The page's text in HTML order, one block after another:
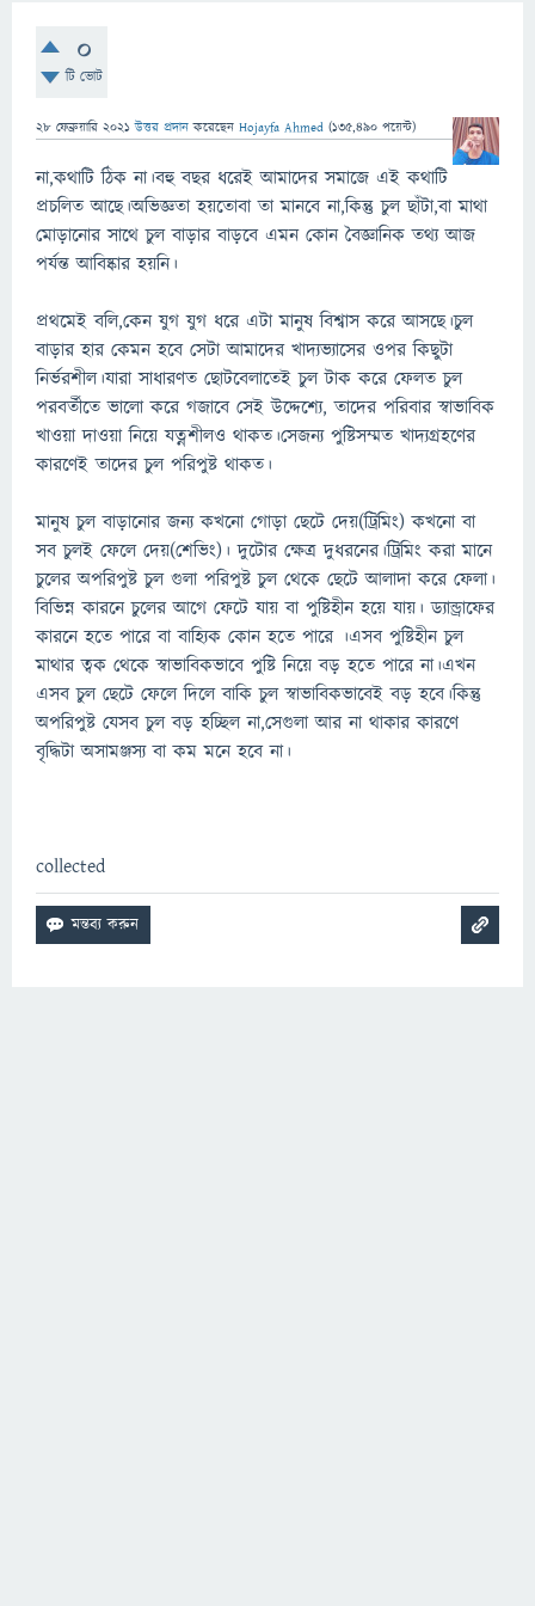
0
টি ভোট
28 ফেব্রুয়ারি 2021 উত্তর প্রদান করেছেন Hojayfa Ahmed (135,490 পয়েন্ট)
না,কথাটি ঠিক না।বহু বছর ধরেই আমাদের সমাজে এই কথাটি
প্রচলিত আছে।অভিজ্ঞতা হয়তোবা তা মানবে না,কিন্তু চুল ছাঁটা,বা মাথা
মোড়ানোর সাথে চুল বাড়ার বাড়বে এমন কোন বৈজ্ঞানিক তথ্য আজ
পর্যন্ত আবিষ্কার হয়নি।
প্রথমেই বলি,কেন যুগ যুগ ধরে এটা মানুষ বিশ্বাস করে আসছে।চুল
বাড়ার হার কেমন হবে সেটা আমাদের খাদ্যভ্যাসের ওপর কিছুটা
নির্ভরশীল।যারা সাধারণত ছোটবেলাতেই চুল টাক করে ফেলত চুল
পরবর্তীতে ভালো করে গজাবে সেই উদ্দেশ্যে, তাদের পরিবার স্বাভাবিক
খাওয়া দাওয়া নিয়ে যত্নশীলও থাকত।সেজন্য পুষ্টিসম্মত খাদ্যগ্রহণের
কারণেই তাদের চুল পরিপুষ্ট থাকত।
মানুষ চুল বাড়ানোর জন্য কখনো গোড়া ছেটে দেয়(ট্রিমিং) কখনো বা
সব চুলই ফেলে দেয়(শেভিং)। দুটোর ক্ষেত্র দুধরনের।ট্রিমিং করা মানে
চুলের অপরিপুষ্ট চুল গুলা পরিপুষ্ট চুল থেকে ছেটে আলাদা করে ফেলা।
বিভিন্ন কারনে চুলের আগে ফেটে যায় বা পুষ্টিহীন হয়ে যায়। ড্যান্ড্রাফের
কারনে হতে পারে বা বাহ্যিক কোন হতে পারে ।এসব পুষ্টিহীন চুল
মাথার ত্বক থেকে স্বাভাবিকভাবে পুষ্টি নিয়ে বড় হতে পারে না।এখন
এসব চুল ছেটে ফেলে দিলে বাকি চুল স্বাভাবিকভাবেই বড় হবে।কিন্তু
অপরিপুষ্ট যেসব চুল বড় হচ্ছিল না,সেগুলা আর না থাকার কারণে
বৃদ্ধিটা অসামঞ্জস্য বা কম মনে হবে না।
collected